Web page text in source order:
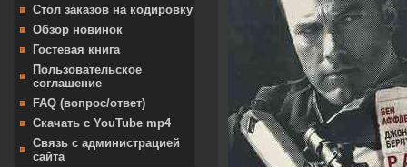
Стол заказов на кодировку
Обзор новинок
Гостевая книга
Пользовательское
соглашение
FAQ (вопрос/ответ)
Скачать с YouTube mp4
Связь с администрацией
сайта